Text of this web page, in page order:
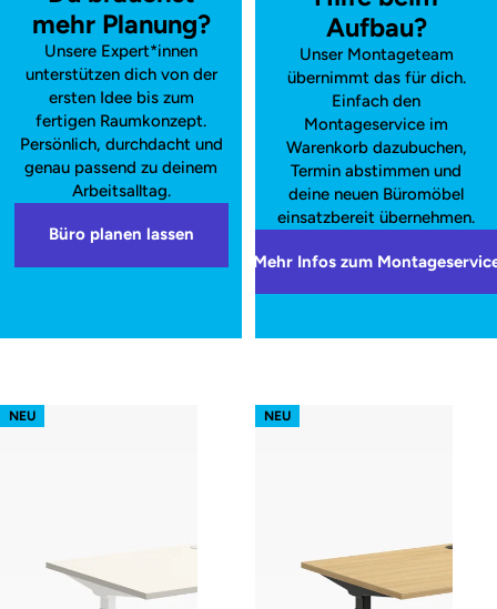
mehr Planung?
Unsere Expert*innen
unterstützen dich von der
ersten Idee bis zum
fertigen Raumkonzept.
Persönlich, durchdacht und
genau passend zu deinem
Arbeitsalltag.
Büro planen lassen
Aufbau?
Unser Montageteam
übernimmt das für dich.
Einfach den
Montageservice im
Warenkorb dazubuchen,
Termin abstimmen und
deine neuen Büromöbel
einsatzbereit übernehmen.
Mehr Infos zum
s52 focus – Gestell Weiß (glatt)
NEU s52 focus – Gestell Schwarz (glatt)
NEU